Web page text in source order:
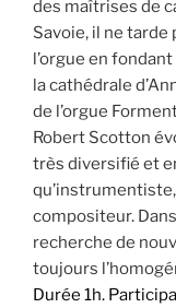
des maîtrises de
Savoie, il ne tarde
l’orgue en
la cathédrale
de l’orgue
Robert Scotton
très diversifié et
compositeur.
recherche de
toujours
Durée 1h.